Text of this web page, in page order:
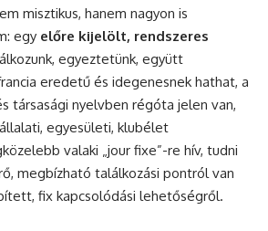
misztikus, hanem nagyon is
egy előre kijelölt, rendszeres
egyeztetünk, együtt
eredetű és idegenesnek hathat, a
társasági nyelvben régóta jelen van,
egyesületi, klubélet
valaki „jour fixe”-re hív, tudni
megbízható találkozási pontról van
fix kapcsolódási lehetőségről.